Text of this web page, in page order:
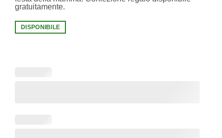
gratuitamente.
DISPONIBILE